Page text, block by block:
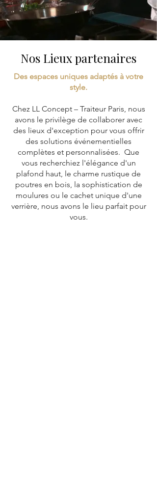
Nos Lieux partenaires
Des espaces uniques adaptés à votre
style.
Chez LL Concept – Traiteur Paris, nous
avons le privilège de collaborer avec
des lieux d'exception pour vous offrir
des solutions événementielles
complètes et personnalisées. Que
vous recherchiez l'élégance d'un
plafond haut, le charme rustique de
poutres en bois, la sophistication de
moulures ou le cachet unique d'une
verrière, nous avons le lieu parfait pour
vous.